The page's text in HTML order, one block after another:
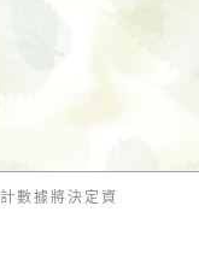
數據將決定資